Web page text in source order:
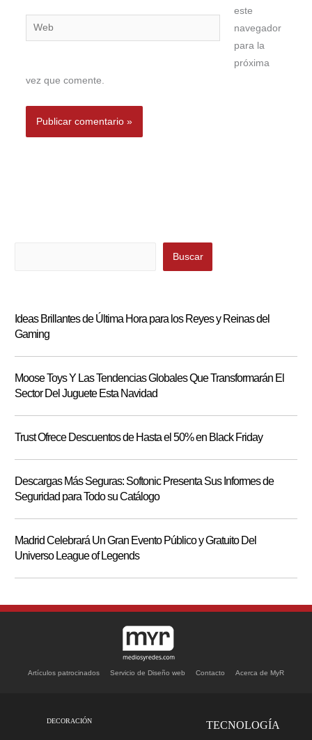
Web
este
navegador
para la
próxima
vez que comente.
Buscar
Ideas Brillantes de Última Hora para los Reyes y Reinas del
Gaming
Moose Toys Y Las Tendencias Globales Que Transformarán El
Sector Del Juguete Esta Navidad
Trust Ofrece Descuentos de Hasta el 50% en Black Friday
Descargas Más Seguras: Softonic Presenta Sus Informes de
Seguridad para Todo su Catálogo
Madrid Celebrará Un Gran Evento Público y Gratuito Del
Universo League of Legends
Artículos patrocinados Servicio de Diseño web Contacto Acerca de MyR
DECORACIÓN TECNOLOGÍA